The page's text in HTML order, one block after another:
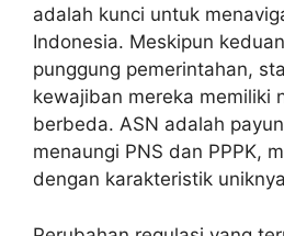
adalah kunci untuk
Indonesia. Meskipun
punggung pemerintahan,
kewajiban mereka memiliki
berbeda. ASN adalah
menaungi PNS dan PPPK,
dengan karakteristik